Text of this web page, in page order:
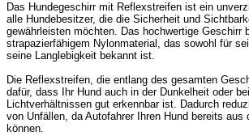
Das Hundegeschirr mit Reflexstreifen ist ein
alle Hundebesitzer, die die Sicherheit und
gewährleisten möchten. Das hochwertige Geschirr
strapazierfähigem Nylonmaterial, das sowohl für
seine Langlebigkeit bekannt ist.
Die Reflexstreifen, die entlang des gesamten
dafür, dass Ihr Hund auch in der Dunkelheit oder
Lichtverhältnissen gut erkennbar ist. Dadurch
von Unfällen, da Autofahrer Ihren Hund bereits aus
können.